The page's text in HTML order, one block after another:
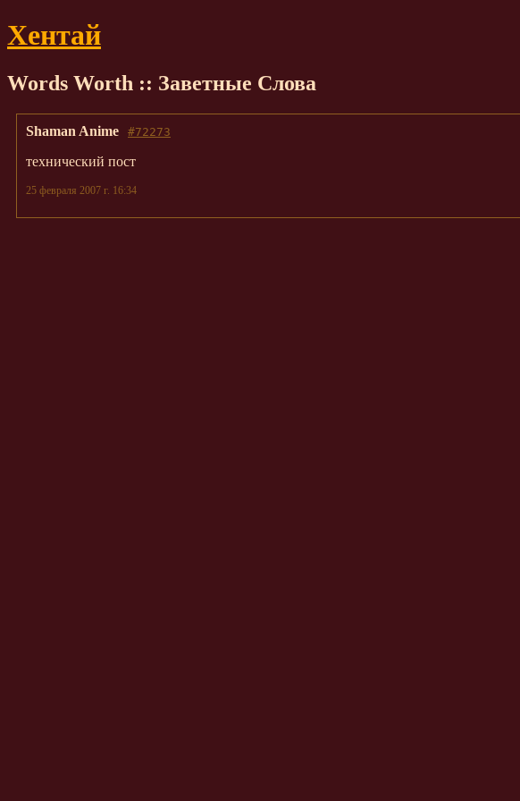
Хентай
Words Worth :: Заветные Слова
#72273
Shaman Anime
технический пост
25 февраля 2007 г. 16:34